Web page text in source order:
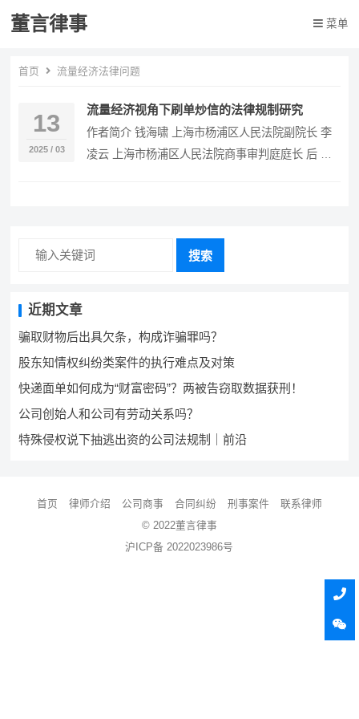
董言律事 菜单
首页 流量经济法律问题
13
2025 / 03
流量经济视角下刷单炒信的法律规制研究
作者简介 钱海啸 上海市杨浦区人民法院副院长 李
凌云 上海市杨浦区人民法院商事审判庭庭长 后 冉
搜索
近期文章
骗取财物后出具欠条，构成诈骗罪吗？
股东知情权纠纷类案件的执行难点及对策
快递面单如何成为“财富密码”？两被告窃取数据获刑！
公司创始人和公司有劳动关系吗？
特殊侵权说下抽逃出资的公司法规制｜前沿
首页 律师介绍 公司商事 合同纠纷 刑事案件
联系律师
© 2022董言律事
沪ICP备 2022023986号